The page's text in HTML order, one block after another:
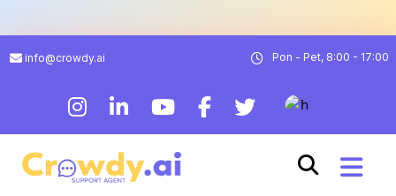
info@crowdy.ai Pon - Pet, 8:00 - 17:00